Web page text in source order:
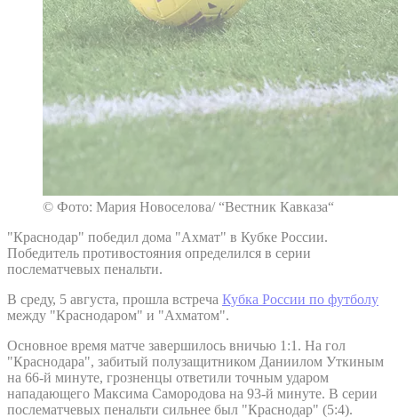
© Фото: Мария Новоселова/ “Вестник Кавказа“
"Краснодар" победил дома "Ахмат" в Кубке России.
Победитель противостояния определился в серии
послематчевых пенальти.
В среду, 5 августа, прошла встреча Кубка России по футболу
между "Краснодаром" и "Ахматом".
Основное время матче завершилось вничью 1:1. На гол
"Краснодара", забитый полузащитником Даниилом Уткиным
на 66-й минуте, грозненцы ответили точным ударом
нападающего Максима Самородова на 93-й минуте. В серии
послематчевых пенальти сильнее был "Краснодар" (5:4).